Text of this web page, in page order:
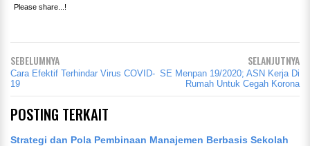
Please share...!
SEBELUMNYA
Cara Efektif Terhindar Virus COVID-
19
SELANJUTNYA
SE Menpan 19/2020; ASN Kerja Di
Rumah Untuk Cegah Korona
POSTING TERKAIT
Strategi dan Pola Pembinaan Manajemen Berbasis Sekolah